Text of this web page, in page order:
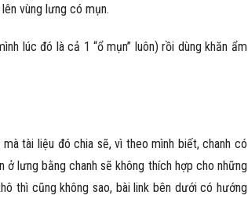
vùng lưng có mụn.
lúc đó là cả 1 “ổ mụn” luôn) rồi dùng khăn ẩm
tài liệu đó chia sẽ, vì theo mình biết, chanh có
lưng bằng chanh sẽ không thích hợp cho những
thì cũng không sao, bài link bên dưới có hướng